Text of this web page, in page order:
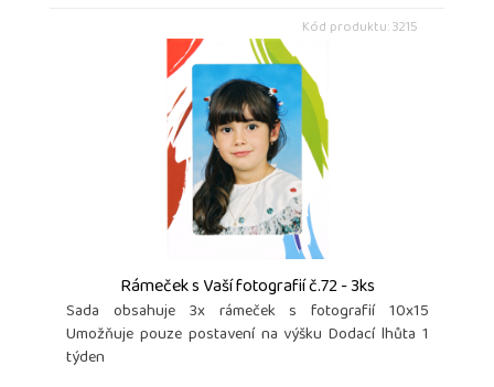
Kód produktu: 3215
Rámeček s Vaší fotografií č.72 - 3ks
Sada obsahuje 3x rámeček s fotografií 10x15
Umožňuje pouze postavení na výšku Dodací lhůta 1
týden